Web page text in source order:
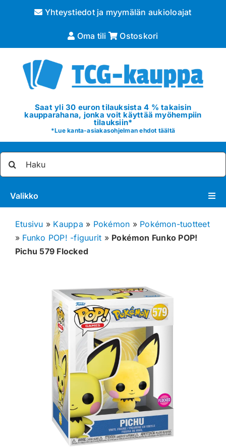
Yhteystiedot ja myymälän aukioloajat
Oma tili Ostoskori
Saat yli 30 euron tilauksista 4 % takaisin
kaupparahana, jonka voit käyttää myöhempiin
tilauksiin*
*Lue kanta-asiakasohjelman ehdot täältä
Valikko
Pokémon
Muut keräilykortit
Blind Boksit
Greidatut kortit
Greidauspalvelu
Etusivu » Kauppa » Pokémon » Pokémon-tuotteet
» Funko POP! -figuurit » Pokémon Funko POP!
Pichu 579 Flocked